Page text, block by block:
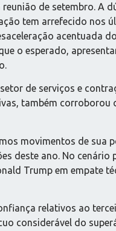
de setembro. A
tem arrefecido nos
acentuada
o esperado,
de serviços e
também corroborou
movimentos de sua
deste ano. No
Trump em empate
relativos ao
considerável do